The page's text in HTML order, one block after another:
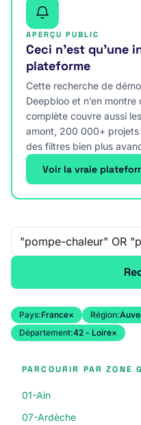
APERÇU PUBLIC
Ceci n’est qu’une
plateforme
Cette recherche de
Deepbloo et n’en
complète couvre aussi
amont, 200 000+ projets
des filtres bien plus
Voir la vraie
Recherche libre
Pays:France× Région:
Département:42 - Loire×
PARCOURIR PAR ZONE
01-Ain
07-Ardèche